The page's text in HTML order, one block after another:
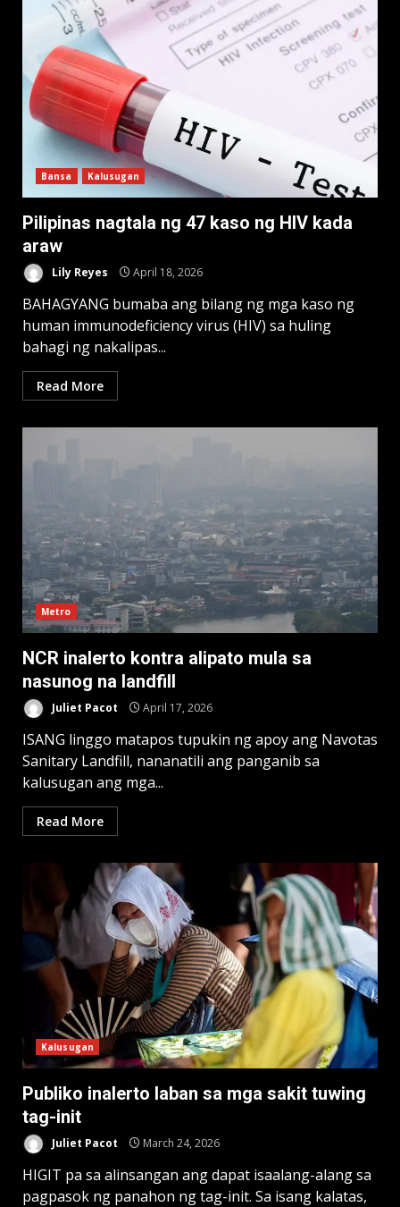
Bansa Kalusugan
Pilipinas nagtala ng 47 kaso ng HIV kada
araw
Lily Reyes April 18, 2026
BAHAGYANG bumaba ang bilang ng mga kaso ng
human immunodeficiency virus (HIV) sa huling
bahagi ng nakalipas...
Read More
Metro
NCR inalerto kontra alipato mula sa
nasunog na landfill
Juliet Pacot April 17, 2026
ISANG linggo matapos tupukin ng apoy ang Navotas
Sanitary Landfill, nananatili ang panganib sa
kalusugan ang mga...
Read More
Kalusugan
Publiko inalerto laban sa mga sakit tuwing
tag-init
Juliet Pacot March 24, 2026
HIGIT pa sa alinsangan ang dapat isaalang-alang sa
pagpasok ng panahon ng tag-init. Sa isang kalatas,